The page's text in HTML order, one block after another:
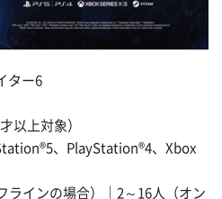
ター6
以上対象）
、PlayStation®4、Xbox
ラインの場合）｜2～16人（オン